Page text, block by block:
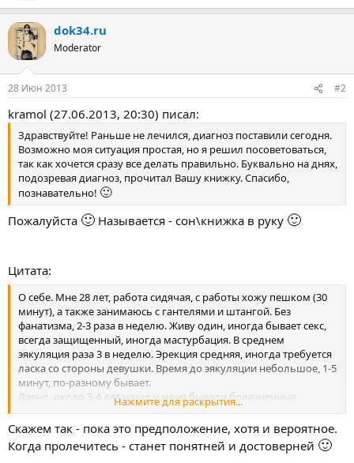
dok34.ru
Moderator
28 Июн 2013 #2
kramol (27.06.2013, 20:30) писал:
Здравствуйте! Раньше не лечился, диагноз поставили сегодня.
Возможно моя ситуация простая, но я решил посоветоваться,
так как хочется сразу все делать правильно. Буквально на днях,
подозревая диагноз, прочитал Вашу книжку. Спасибо,
познавательно! 🙂
Пожалуйста 🙂 Называется - сон\книжка в руку 🙂
Цитата:
О себе. Мне 28 лет, работа сидячая, с работы хожу пешком (30
минут), а также занимаюсь с гантелями и штангой. Без
фанатизма, 2-3 раза в неделю. Живу один, иногда бывает секс,
всегда защищенный, иногда мастурбация. В среднем
эякуляция раза 3 в неделю. Эрекция средняя, иногда требуется
ласка со стороны девушки. Время до эякуляции небольшое, 1-5
минут, по-разному бывает.
Давно, около 3-4 лет назад у меня бывали болезненные
ощущения в мочеиспускательном канале после эякуляции и
мочеиспускания. Это случалось иногда, не каждый день.
Потом прошло и я никуда не обращался. Больше ничего не
болело. Не так давно, около месяца назад было аналогичное
Нажмите для раскрытия...
Скажем так - пока это предположение, хотя и вероятное.
Когда пролечитесь - станет понятней и достоверней 🙂